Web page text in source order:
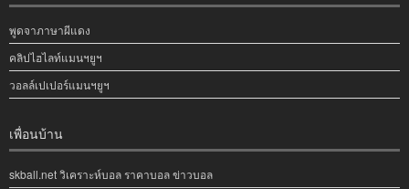
พูดจาภาษาผีแดง
คลิปไฮไลท์แมนฯยูฯ
วอลล์เปเปอร์แมนฯยูฯ
เพื่อนบ้าน
skball.net วิเคราะห์บอล ราคาบอล ข่าวบอล